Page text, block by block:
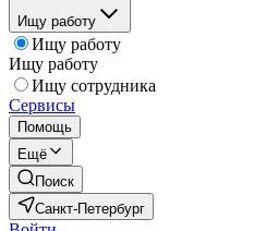
Ищу работу
Ищу работу
Ищу работу
Ищу сотрудника
Сервисы
Помощь
Ещё
Поиск
Санкт-Петербург